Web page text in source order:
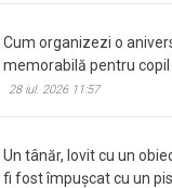
Cum organizezi o
memorabilă pentru copil
28 iul. 2026 11:57
Un tânăr, lovit cu un
fi fost împușcat cu un